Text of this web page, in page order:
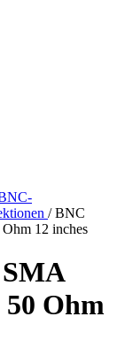
/ BNC
12 inches
Ohm